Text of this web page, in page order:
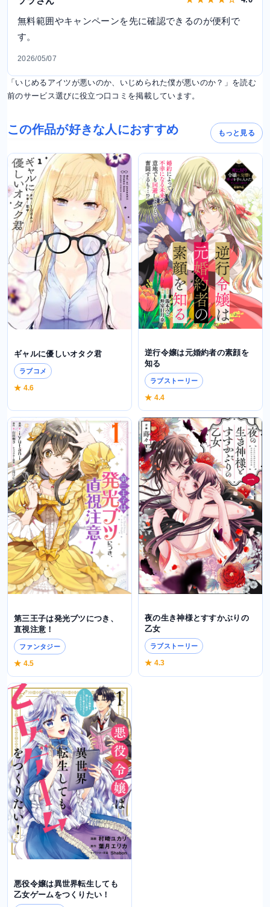
無料範囲やキャンペーンを先に確認できるのが便利で
す。
2026/05/07
「いじめるアイツが悪いのか、いじめられた僕が悪いのか？」を読む
前のサービス選びに役立つ口コミを掲載しています。
この作品が好きな人におすすめ もっと見る
ギャルに優しいオタク君
ラブコメ
★ 4.6
逆行令嬢は元婚約者の素顔を
知る
ラブストーリー
★ 4.4
第三王子は発光ブツにつき、
直視注意！
ファンタジー
★ 4.5
夜の生き神様とすすかぶりの
乙女
ラブストーリー
★ 4.3
悪役令嬢は異世界転生しても
乙女ゲームをつくりたい！